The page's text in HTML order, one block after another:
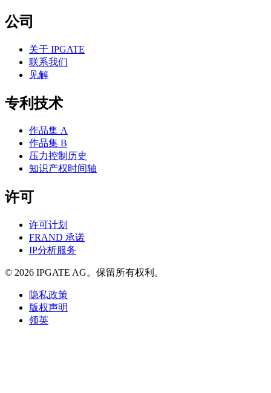
公司
关于 IPGATE
联系我们
见解
专利技术
作品集 A
作品集 B
压力控制历史
知识产权时间轴
许可
许可计划
FRAND 承诺
IP分析服务
© 2026 IPGATE AG。保留所有权利。
隐私政策
版权声明
领英